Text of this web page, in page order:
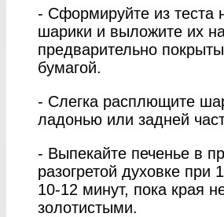
- Сформируйте из теста
шарики и выложите их
предварительно
бумагой.
- Слегка расплющите
ладонью или задней
- Выпекайте печенье в
разогретой духовке при
10-12 минут, пока края
золотистыми.